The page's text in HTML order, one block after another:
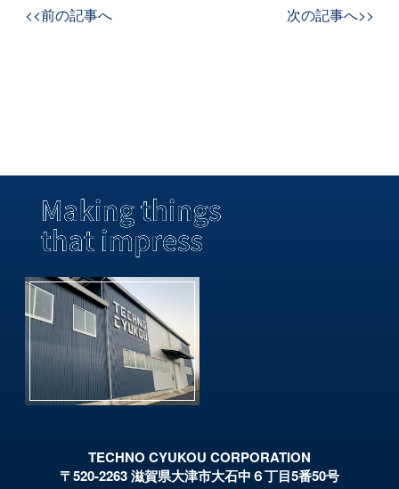
<<前の記事へ 次の記事へ>>
TECHNO CYUKOU CORPORATION
〒520-2263 滋賀県大津市大石中６丁目5番50号